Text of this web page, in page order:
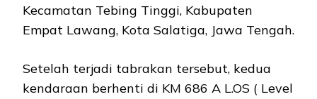
Kecamatan Tebing Tinggi, Kabupaten
Empat Lawang, Kota Salatiga, Jawa Tengah.
Setelah terjadi tabrakan tersebut, kedua
kendaraan berhenti di KM 686 A L.OS ( Level